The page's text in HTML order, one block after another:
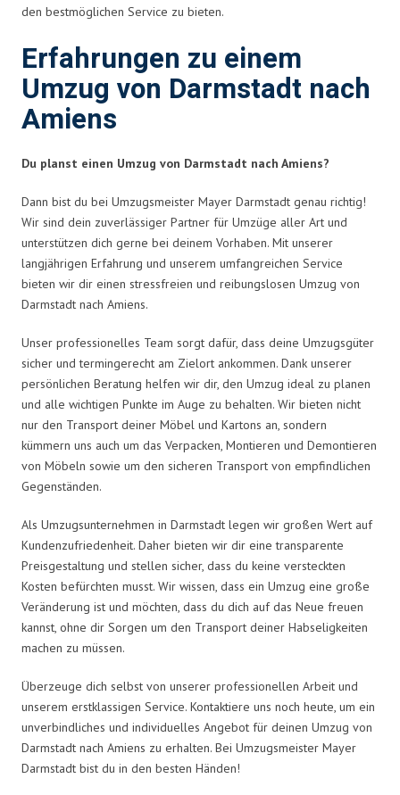
den bestmöglichen Service zu bieten.
Erfahrungen zu einem
Umzug von Darmstadt nach
Amiens
Du planst einen Umzug von Darmstadt nach Amiens?
Dann bist du bei Umzugsmeister Mayer Darmstadt genau richtig!
Wir sind dein zuverlässiger Partner für Umzüge aller Art und
unterstützen dich gerne bei deinem Vorhaben. Mit unserer
langjährigen Erfahrung und unserem umfangreichen Service
bieten wir dir einen stressfreien und reibungslosen Umzug von
Darmstadt nach Amiens.
Unser professionelles Team sorgt dafür, dass deine Umzugsgüter
sicher und termingerecht am Zielort ankommen. Dank unserer
persönlichen Beratung helfen wir dir, den Umzug ideal zu planen
und alle wichtigen Punkte im Auge zu behalten. Wir bieten nicht
nur den Transport deiner Möbel und Kartons an, sondern
kümmern uns auch um das Verpacken, Montieren und Demontieren
von Möbeln sowie um den sicheren Transport von empfindlichen
Gegenständen.
Als Umzugsunternehmen in Darmstadt legen wir großen Wert auf
Kundenzufriedenheit. Daher bieten wir dir eine transparente
Preisgestaltung und stellen sicher, dass du keine versteckten
Kosten befürchten musst. Wir wissen, dass ein Umzug eine große
Veränderung ist und möchten, dass du dich auf das Neue freuen
kannst, ohne dir Sorgen um den Transport deiner Habseligkeiten
machen zu müssen.
Überzeuge dich selbst von unserer professionellen Arbeit und
unserem erstklassigen Service. Kontaktiere uns noch heute, um ein
unverbindliches und individuelles Angebot für deinen Umzug von
Darmstadt nach Amiens zu erhalten. Bei Umzugsmeister Mayer
Darmstadt bist du in den besten Händen!